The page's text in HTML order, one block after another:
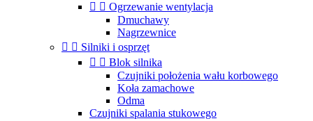
  Ogrzewanie wentylacja
Dmuchawy
Nagrzewnice
  Silniki i osprzęt
  Blok silnika
Czujniki położenia wału korbowego
Koła zamachowe
Odma
Czujniki spalania stukowego